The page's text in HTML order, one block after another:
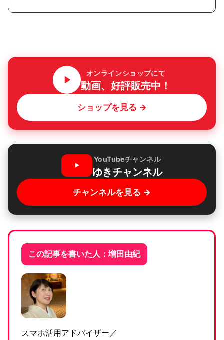
オンラインショップにて
動画、好評販売中！
ショップを見る →
YouTubeチャンネル
ゆきチャンネル
チャンネルを見る →
この記事を書いた人：増田由紀
スマホ活用アドバイザー／